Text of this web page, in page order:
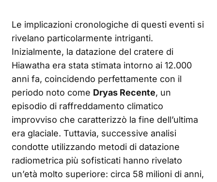
Le implicazioni cronologiche di questi eventi si
rivelano particolarmente intriganti.
Inizialmente, la datazione del cratere di
Hiawatha era stata stimata intorno ai 12.000
anni fa, coincidendo perfettamente con il
periodo noto come Dryas Recente, un
episodio di raffreddamento climatico
improvviso che caratterizzò la fine dell’ultima
era glaciale. Tuttavia, successive analisi
condotte utilizzando metodi di datazione
radiometrica più sofisticati hanno rivelato
un’età molto superiore: circa 58 milioni di anni,